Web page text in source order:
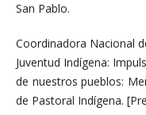
San Pablo.
Coordinadora Nacional
Juventud Indígena:
de nuestros pueblos:
de Pastoral Indígena.